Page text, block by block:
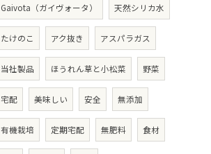
Gaivota（ガイヴォータ） 天然シリカ水
たけのこ アク抜き アスパラガス
当社製品 ほうれん草と小松菜 野菜
宅配 美味しい 安全 無添加
有機栽培 定期宅配 無肥料 食材